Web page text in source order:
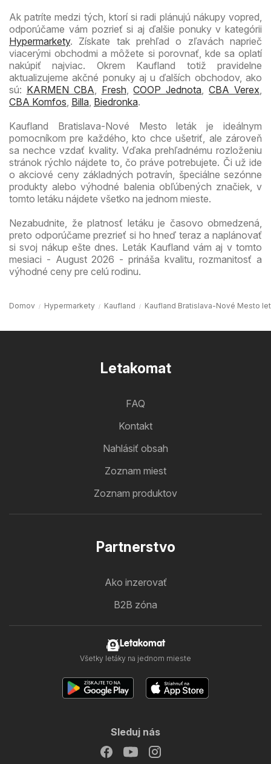
Ak patríte medzi tých, ktorí si radi plánujú nákupy vopred,
odporúčame vám pozrieť si aj ďalšie ponuky v kategórii
Hypermarkety. Získate tak prehľad o zľavách naprieč
viacerými obchodmi a môžete si porovnať, kde sa oplatí
nakúpiť najviac. Okrem Kaufland totiž pravidelne
aktualizujeme akčné ponuky aj u ďalších obchodov, ako
sú: KARMEN CBA, Fresh,COOP Jednota,CBA Verex,
CBA Komfos, Billa, Biedronka.
Kaufland Bratislava-Nové Mesto leták je ideálnym
pomocníkom pre každého, kto chce ušetriť, ale zároveň
sa nechce vzdať kvality. Vďaka prehľadnému rozloženiu
stránok rýchlo nájdete to, čo práve potrebujete. Či už ide
o akciové ceny základných potravín, špeciálne sezónne
produkty alebo výhodné balenia obľúbených značiek, v
tomto letáku nájdete všetko na jednom mieste.
Nezabudnite, že platnosť letáku je časovo obmedzená,
preto odporúčame prezrieť si ho hneď teraz a naplánovať
si svoj nákup ešte dnes. Leták Kaufland vám aj v tomto
mesiaci - August 2026 - prináša kvalitu, rozmanitosť a
výhodné ceny pre celú rodinu.
Domov Hypermarkety Kaufland Kaufland Bratislava-Nové Mesto
Letakomat
FAQ
Kontakt
Nahlásiť obsah
Zoznam miest
Zoznam produktov
Partnerstvo
Ako inzerovať
B2B zóna
Letakomat
Všetky letáky na jednom mieste
Sleduj nás